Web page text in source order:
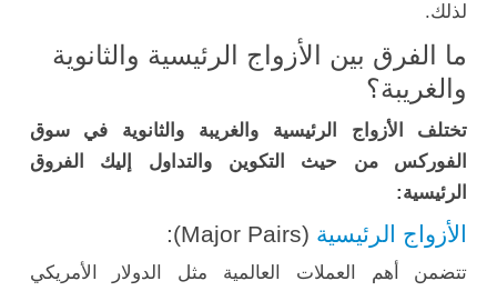
لذلك.
ما الفرق بين الأزواج الرئيسية والثانوية
والغريبة؟
تختلف الأزواج الرئيسية والغريبة والثانوية في سوق
الفوركس من حيث التكوين والتداول إليك الفروق
الرئيسية:
الأزواج الرئيسية (Major Pairs):
تتضمن أهم العملات العالمية مثل الدولار الأمريكي